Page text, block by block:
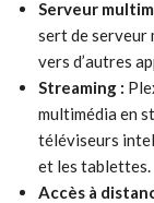
Serveur
sert de serveur
vers d’autres
Streaming :
multimédia en
téléviseurs
et les tablettes.
Accès à